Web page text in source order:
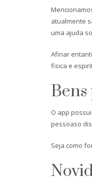
atualmente
uma ajuda
Afinar
fisica e
O app
pessoaso
Seja como